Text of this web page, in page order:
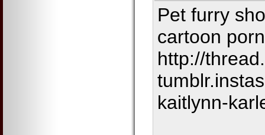
Pet furry
cartoon
http://
kaitlynn-